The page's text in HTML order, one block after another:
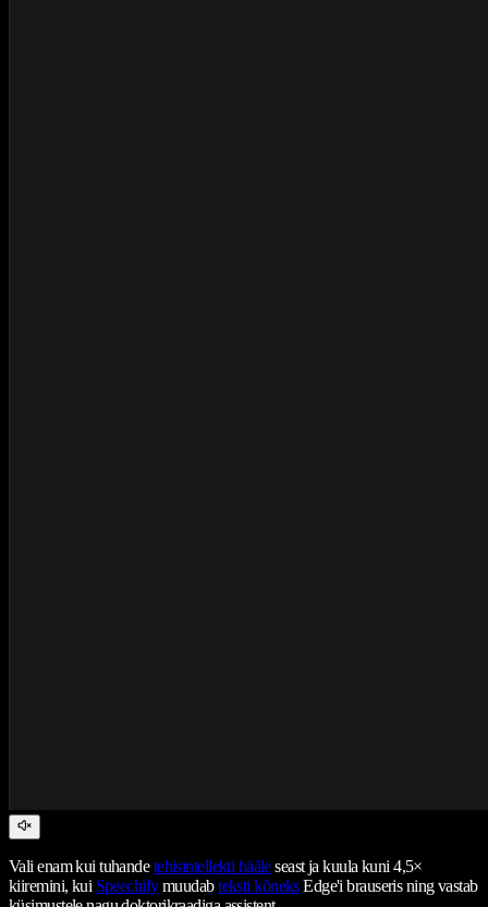
Vali enam kui tuhandetehisintellekti hääleseast ja kuula kuni 4,5×
kiiremini, kui Speechifymuudabteksti kõneksEdge'i brauseris ning vastab